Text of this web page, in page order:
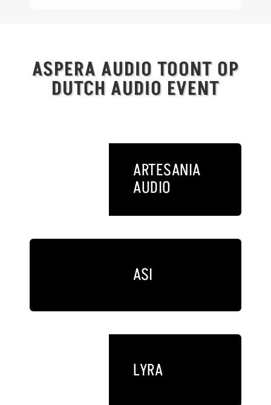
ASPERA AUDIO TOONT OP
DUTCH AUDIO EVENT
ARTESANIA
AUDIO
ASI
LYRA